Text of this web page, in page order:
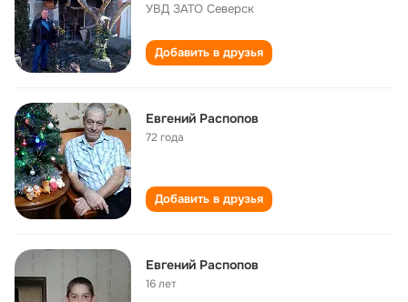
УВД ЗАТО Северск
Добавить в друзья
Евгений Распопов
72 года
Добавить в друзья
Евгений Распопов
16 лет